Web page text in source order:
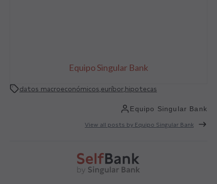
Equipo Singular Bank
datos macroeconómicos euríbor hipotecas
Equipo Singular Bank
View all posts by Equipo Singular Bank